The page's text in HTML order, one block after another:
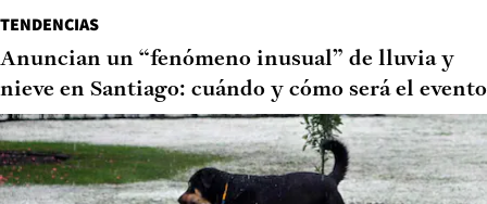
TENDENCIAS
Anuncian un “fenómeno inusual” de lluvia y
nieve en Santiago: cuándo y cómo será el evento